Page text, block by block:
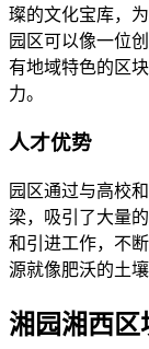
璨的文化宝库，
园区可以像一位
有地域特色的区
力。
人才优势
园区通过与高校
梁，吸引了大量
和引进工作，不
源就像肥沃的土
湘园湘西区